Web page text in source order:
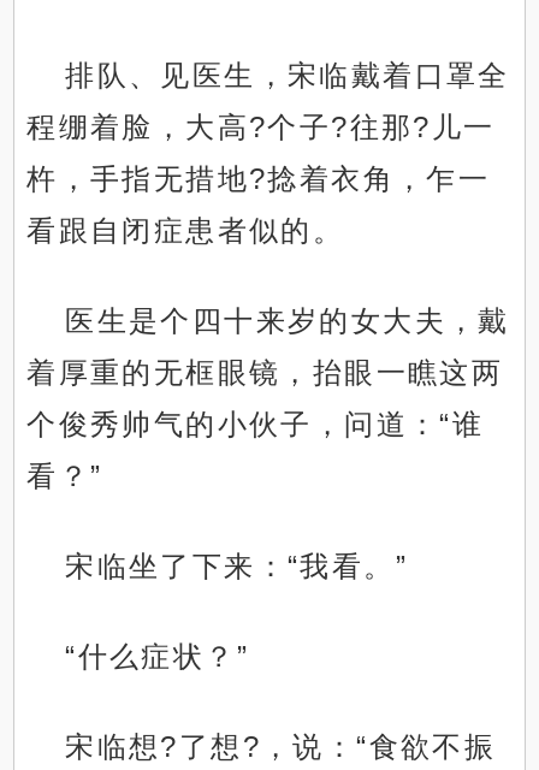
排队、见医生，宋临戴着口罩全
程绷着脸，大高?个子?往那?儿一
杵，手指无措地?捻着衣角，乍一
看跟自闭症患者似的。
医生是个四十来岁的女大夫，戴
着厚重的无框眼镜，抬眼一瞧这两
个俊秀帅气的小伙子，问道：“谁
看？”
宋临坐了下来：“我看。”
“什么症状？”
宋临想?了想?，说：“食欲不振